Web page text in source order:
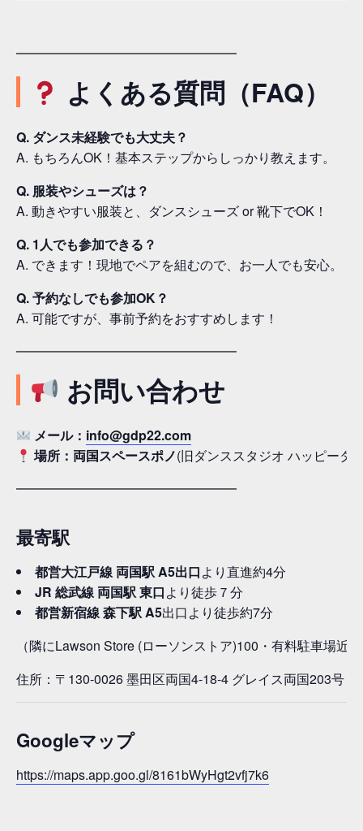
━━━━━━━━━━━━━━━━━
よくある質問（FAQ）
Q. ダンス未経験でも大丈夫？
A. もちろんOK！基本ステップからしっかり教えます。
Q. 服装やシューズは？
A. 動きやすい服装と、ダンスシューズ or 靴下でOK！
Q. 1人でも参加できる？
A. できます！現地でペアを組むので、お一人でも安心。
Q. 予約なしでも参加OK？
A. 可能ですが、事前予約をおすすめします！
━━━━━━━━━━━━━━━━━
お問い合わせ
メール： info@gdp22.com
場所：両国スペースポノ(旧ダンススタジオ ハッピータ
━━━━━━━━━━━━━━━━━
最寄駅
都営大江戸線 両国駅A5出口より直進約4分
JR 総武線 両国駅東口より徒歩７分
都営新宿線 森下駅A5出口より徒歩約7分
（隣にLawson Store (ローソンストア)100・有料駐車場近
住所：〒130-0026 墨田区両国4-18-4 グレイス両国203号
Googleマップ
https://maps.app.goo.gl/8161bWyHgt2vfj7k6